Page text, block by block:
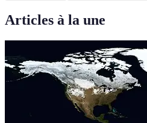
Articles à la une